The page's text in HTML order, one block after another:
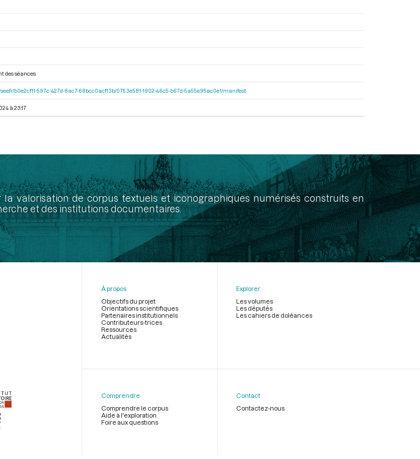
des séances
b0e2cf11-597c-427d-8ac7-68bcc0acf13b/0753e581-1902-46c5-b67d-5a55e95ac0e1/manifest
à 23:17
valorisation de corpus textuels et iconographiques numérisés construits en
et des institutions documentaires.
page
À propos
Objectifs du projet
Orientations scientifiques
Partenaires institutionnels
Contributeurs-trices
Ressources
Actualités
Explorer
Les volumes
Les députés
Les cahiers de doléances
Comprendre
Comprendre le corpus
Aide à l'exploration
Foire aux questions
Contact
Contactez-nous